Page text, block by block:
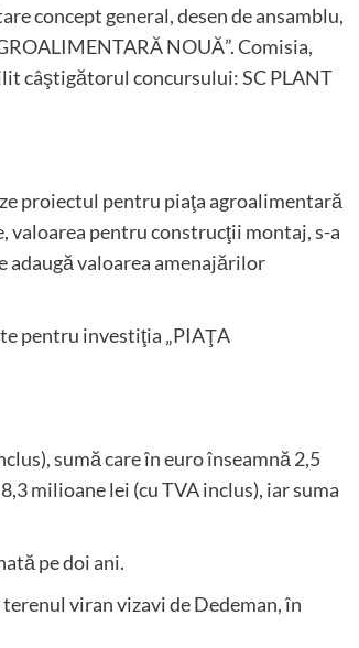
concept general, desen de ansamblu,
NOUĂ”. Comisia,
câştigătorul concursului: SC PLANT
proiectul pentru piaţa agroalimentară
valoarea pentru construcţii montaj, s-a
adaugă valoarea amenajărilor
pentru investiţia „PIAŢA
sumă care în euro înseamnă 2,5
milioane lei (cu TVA inclus), iar suma
pe doi ani.
viran vizavi de Dedeman, în